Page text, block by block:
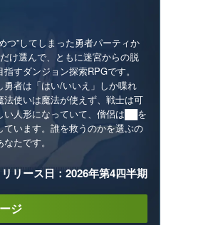
つ”してしまった勇者パーティか
け選んで、ともに迷宮からの脱
指すダンジョン探索RPGです。
勇者は「はい/いいえ」しか喋れ
法使いは魔法が使えず、戦士は可
い人形になっていて、僧侶は██を
ています。誰を救うのかを選ぶの
たです。
リリース日：2026年第4四半期
ジ